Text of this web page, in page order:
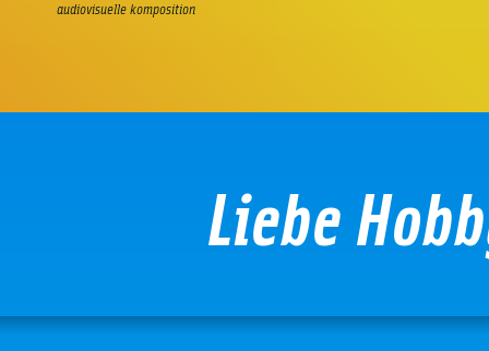
audiovisuelle komposition
Liebe